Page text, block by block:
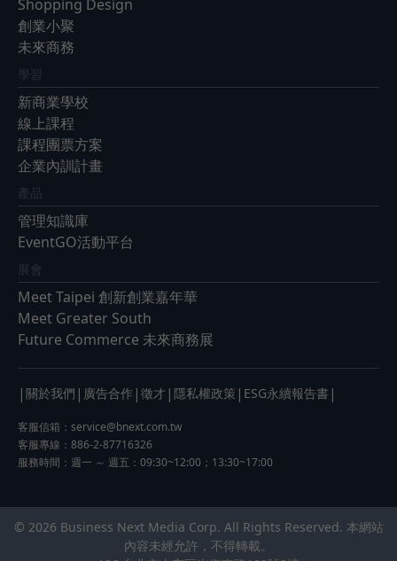
Shopping Design
創業小聚
未來商務
學習
新商業學校
線上課程
課程團票方案
企業內訓計畫
產品
管理知識庫
EventGO活動平台
展會
Meet Taipei 創新創業嘉年華
Meet Greater South
Future Commerce 未來商務展
| 關於我們 | 廣告合作 | 徵才 | 隱私權政策 | ESG永續報告書 |
客服信箱： service@bnext.com.tw
客服專線：886-2-87716326
服務時間：週一 ～ 週五：09:30~12:00；13:30~17:00
© 2026 Business Next Media Corp. All Rights Reserved. 本網站
內容未經允許，不得轉載。